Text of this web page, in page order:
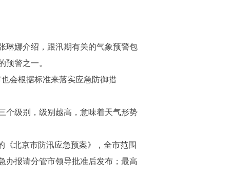
娜介绍，跟汛期有关的气象预警包
警之一。
会根据标准来落实应急防御措
级别，级别越高，意味着天气形势
北京市防汛应急预案》，全市范围
办报请分管市领导批准后发布；最高